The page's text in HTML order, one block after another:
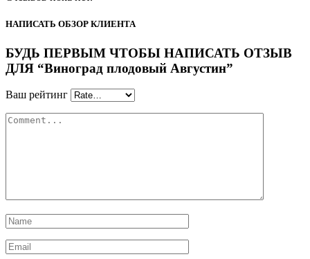
НАПИСАТЬ ОБЗОР КЛИЕНТА
БУДЬ ПЕРВЫМ ЧТОБЫ НАПИСАТЬ ОТЗЫВ
ДЛЯ “Виноград плодовый Августин”
Ваш рейтинг